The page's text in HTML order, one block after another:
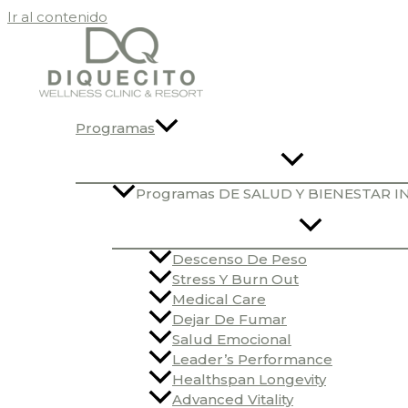
Ir al contenido
Programas
Programas DE SALUD Y BIENESTAR
Descenso De Peso
Stress Y Burn Out
Medical Care
Dejar De Fumar
Salud Emocional
Leader’s Performance
Healthspan Longevity
Advanced Vitality